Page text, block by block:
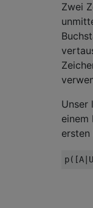
Zwei
Unser
einem
ersten